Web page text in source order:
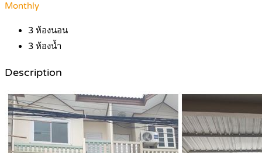
Monthly
3 ห้องนอน
3 ห้องน้ำ
Description